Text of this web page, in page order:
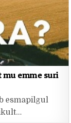
mu emme suri
esmapilgul